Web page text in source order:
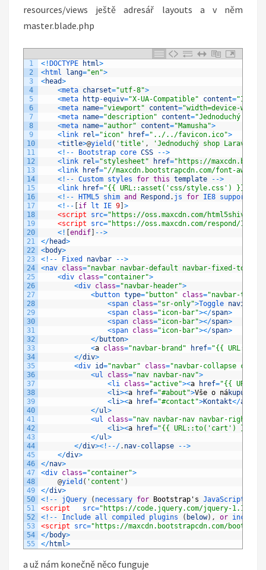
resources/views ještě adresář layouts a v něm
master.blade.php
1
2
3
4
5
6
7
8
9
10
11
12
13
14
15
16
17
18
19
20
21
22
23
24
25
26
27
28
29
30
31
32
33
34
35
36
37
38
39
40
41
42
43
44
45
46
47
48
49
50
51
52
53
54
55
< ! DOCTYPE html>
<html lang="en">
<head>
<meta charset="utf-8">
<meta http-equiv="X-UA-Compatible" content=
<meta name="viewport" content="width=device-
<meta name="description" content="Jednoduchý
<meta name="author" content="Mamusha">
<link rel="icon" href="../../favicon.ico">
<title>@yield ( 'title' ,
'Jednoduchý shop Laravel
< ! -- Bootstrap core CSS -->
<link rel="stylesheet" href="https://
<link href="//maxcdn.bootstrapcdn.com/font-
< ! -- Custom styles for this template -->
<link href="{{ URL::asset('css/style.css') }}"
< ! -- HTML5 shim and Respond . js for IE8 support
< ! -- if lt IE 9 >
<script src="https://oss.maxcdn.com/html5shiv/
<script src="https://oss.maxcdn.com/respond/
< ! endif -->
</head>
<body>
< ! -- Fixed navbar -->
<nav class="navbar navbar-default navbar-fixed-top"
<div class="container">
<div class="navbar-header">
<button type="button" class="navbar-
<span class="sr-only">Toggle
<span class="icon-bar"></span>
<span class="icon-bar"></span>
<span class="icon-bar"></span>
</button>
<a class="navbar-brand" href="{{
</div>
<div id="navbar" class="navbar-collapse
<ul class="nav navbar-nav">
<li class="active"><a href="{{
<li><a href="#about">Vše o nákupu
<li><a href="#contact">Kontakt</a
</ul>
<ul class="nav navbar-nav navbar-right"
<li><a href="{{ URL::to('cart') }}"
</ul>
</div>< ! --/. nav-collapse -->
</div>
</nav>
<div class="container">
@yield ( 'content' )
</div>
< ! -- jQuery ( necessary for Bootstrap ' s JavaScript
<script src="https://code.jquery.com/jquery-
< ! -- Include all compiled plugins ( below) , or include
<script src="https://maxcdn.bootstrapcdn.com/
</body>
</html>
a už nám konečně něco funguje